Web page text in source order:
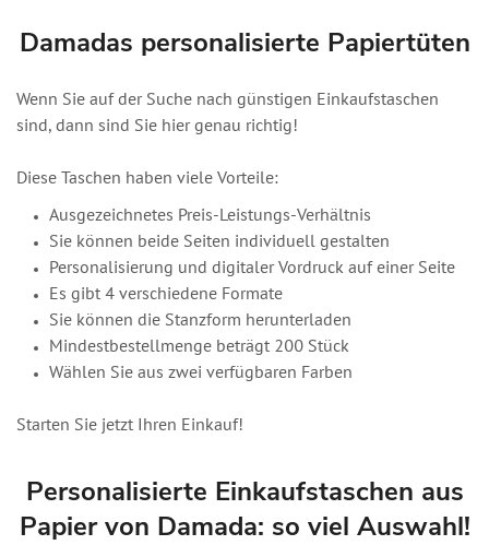
Damadas personalisierte Papiertüten
Wenn Sie auf der Suche nach günstigen Einkaufstaschen
sind, dann sind Sie hier genau richtig!
Diese Taschen haben viele Vorteile:
Ausgezeichnetes Preis-Leistungs-Verhältnis
Sie können beide Seiten individuell gestalten
Personalisierung und digitaler Vordruck auf einer Seite
Es gibt 4 verschiedene Formate
Sie können die Stanzform herunterladen
Mindestbestellmenge beträgt 200 Stück
Wählen Sie aus zwei verfügbaren Farben
Starten Sie jetzt Ihren Einkauf!
Personalisierte Einkaufstaschen aus
Papier von Damada: so viel Auswahl!